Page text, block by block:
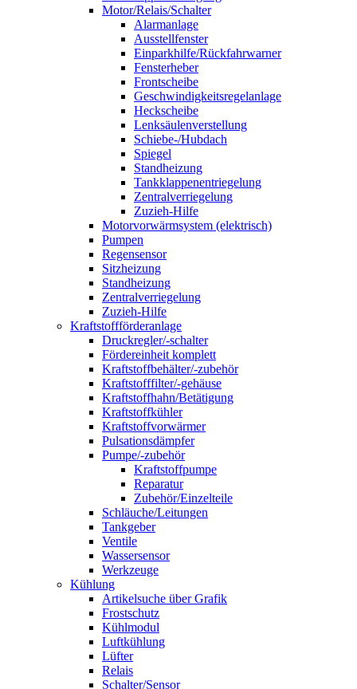
Motor/Relais/Schalter
Alarmanlage
Ausstellfenster
Einparkhilfe/Rückfahrwarner
Fensterheber
Frontscheibe
Geschwindigkeitsregelanlage
Heckscheibe
Lenksäulenverstellung
Schiebe-/Hubdach
Spiegel
Standheizung
Tankklappenentriegelung
Zentralverriegelung
Zuzieh-Hilfe
Motorvorwärmsystem (elektrisch)
Pumpen
Regensensor
Sitzheizung
Standheizung
Zentralverriegelung
Zuzieh-Hilfe
Kraftstoffförderanlage
Druckregler/-schalter
Fördereinheit komplett
Kraftstoffbehälter/-zubehör
Kraftstofffilter/-gehäuse
Kraftstoffhahn/Betätigung
Kraftstoffkühler
Kraftstoffvorwärmer
Pulsationsdämpfer
Pumpe/-zubehör
Kraftstoffpumpe
Reparatur
Zubehör/Einzelteile
Schläuche/Leitungen
Tankgeber
Ventile
Wassersensor
Werkzeuge
Kühlung
Artikelsuche über Grafik
Frostschutz
Kühlmodul
Luftkühlung
Lüfter
Relais
Schalter/Sensor